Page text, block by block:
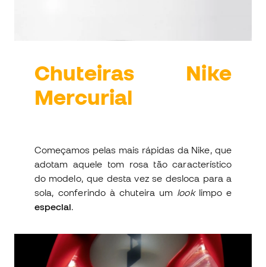
Chuteiras Nike
Mercurial
Começamos pelas mais rápidas da Nike, que
adotam aquele tom rosa tão característico
do modelo, que desta vez se desloca para a
sola, conferindo à chuteira um look limpo e
especial.